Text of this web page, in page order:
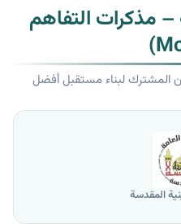
– مذكرات التفاهم
المشترك لبناء مستقبل أفضل
المقدسة